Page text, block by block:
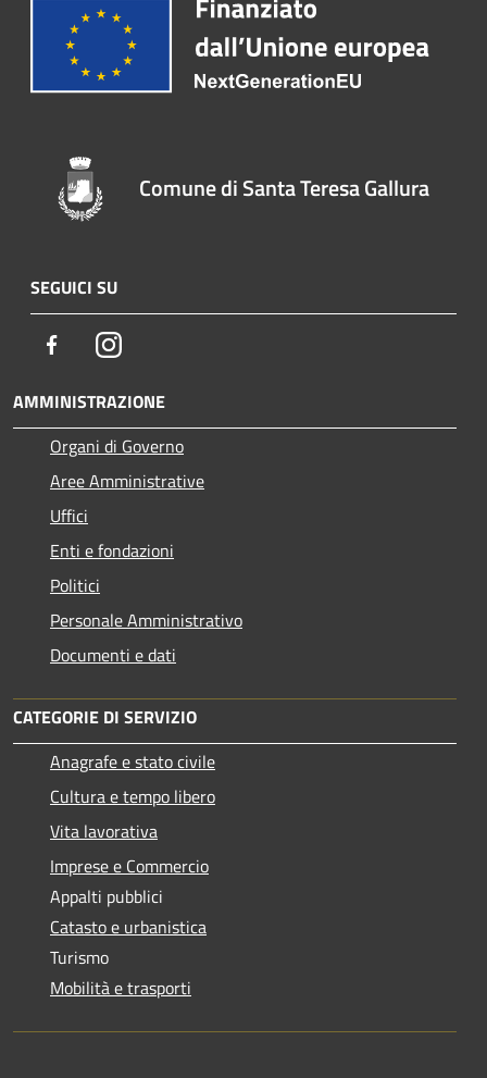
Comune di Santa Teresa Gallura
SEGUICI SU
FacebookInstagram
AMMINISTRAZIONE
Organi di Governo
Aree Amministrative
Uffici
Enti e fondazioni
Politici
Personale Amministrativo
Documenti e dati
CATEGORIE DI SERVIZIO
Anagrafe e stato civile
Cultura e tempo libero
Vita lavorativa
Imprese e Commercio
Appalti pubblici
Catasto e urbanistica
Turismo
Mobilità e trasporti